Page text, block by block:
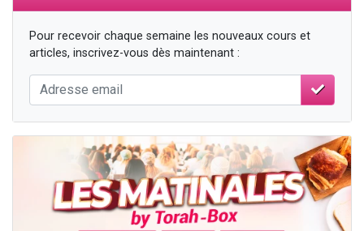
Pour recevoir chaque semaine les nouveaux cours et
articles, inscrivez-vous dès maintenant :